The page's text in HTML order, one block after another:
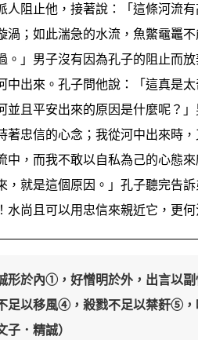
人阻止他，接著說：「這條河流
渦；如此湍急的水流，魚鱉黿鼉
。」男子沒有因為孔子的阻止而
中出來。孔子問他說：「這真是
並且平安出來的原因是什麼呢？
著忠信的心念；我從河中出來時
中，而我不敢以自私為己的心態
，就是這個原因。」孔子聽完告
水尚且可以用忠信來親近它，更何
形於內①，好憎明於外，出言以
足以移風④，殺戮不足以禁姧⑤
．精誠）